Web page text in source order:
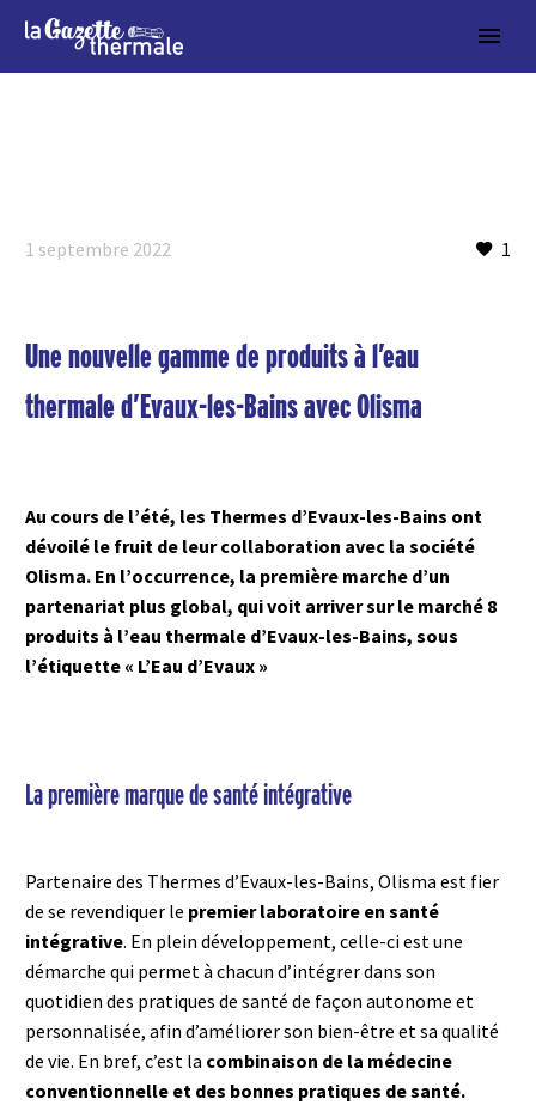
1
1 septembre 2022
Une nouvelle gamme de produits à l’eau
thermale d’Evaux-les-Bains avec Olisma
Au cours de l’été, les Thermes d’Evaux-les-Bains ont
dévoilé le fruit de leur collaboration avec la société
Olisma. En l’occurrence, la première marche d’un
partenariat plus global, qui voit arriver sur le marché 8
produits à l’eau thermale d’Evaux-les-Bains, sous
l’étiquette « L’Eau d’Evaux »
La première marque de santé intégrative
Partenaire des Thermes d’Evaux-les-Bains, Olisma est fier
de se revendiquer le premier laboratoire en santé
intégrative. En plein développement, celle-ci est une
démarche qui permet à chacun d’intégrer dans son
quotidien des pratiques de santé de façon autonome et
personnalisée, afin d’améliorer son bien-être et sa qualité
de vie. En bref, c’est la combinaison de la médecine
conventionnelle et des bonnes pratiques de santé.